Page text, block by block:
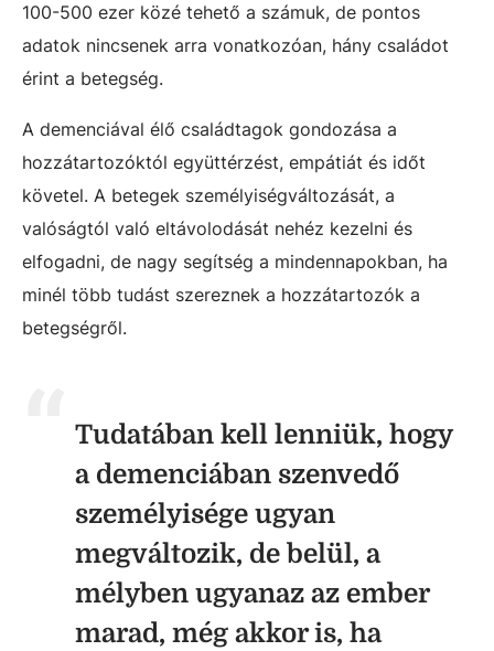
100-500 ezer közé tehető a számuk, de pontos
adatok nincsenek arra vonatkozóan, hány családot
érint a betegség.
A demenciával élő családtagok gondozása a
hozzátartozóktól együttérzést, empátiát és időt
követel. A betegek személyiségváltozását, a
valóságtól való eltávolodását nehéz kezelni és
elfogadni, de nagy segítség a mindennapokban, ha
minél több tudást szereznek a hozzátartozók a
betegségről.
Tudatában kell lenniük, hogy
a demenciában szenvedő
személyisége ugyan
megváltozik, de belül, a
mélyben ugyanaz az ember
marad, még akkor is, ha